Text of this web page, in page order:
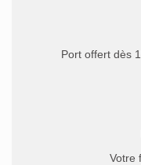
Port offert dès
Votre